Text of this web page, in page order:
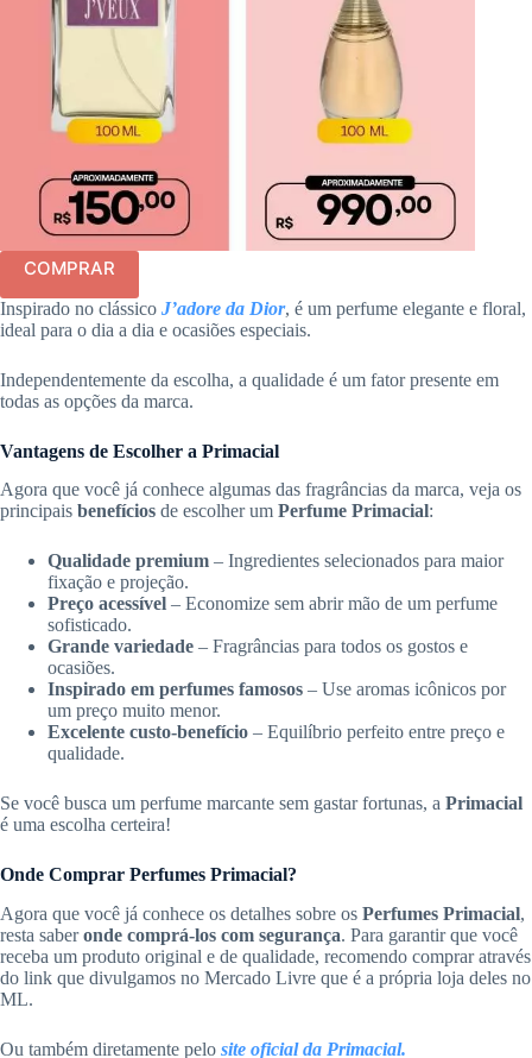
COMPRAR
Inspirado no clássico J’adore da Dior, é um perfume elegante e floral,
ideal para o dia a dia e ocasiões especiais.
Independentemente da escolha, a qualidade é um fator presente em
todas as opções da marca.
Vantagens de Escolher a Primacial
Agora que você já conhece algumas das fragrâncias da marca, veja os
principais benefícios de escolher um Perfume Primacial:
Qualidade premium – Ingredientes selecionados para maior
fixação e projeção.
Preço acessível – Economize sem abrir mão de um perfume
sofisticado.
Grande variedade – Fragrâncias para todos os gostos e
ocasiões.
Inspirado em perfumes famosos – Use aromas icônicos por
um preço muito menor.
Excelente custo-benefício – Equilíbrio perfeito entre preço e
qualidade.
Se você busca um perfume marcante sem gastar fortunas, a Primacial
é uma escolha certeira!
Onde Comprar Perfumes Primacial?
Agora que você já conhece os detalhes sobre os Perfumes Primacial,
resta saberonde comprá-los com segurança. Para garantir que você
receba um produto original e de qualidade, recomendo comprar através
do link que divulgamos no Mercado Livre que é a própria loja deles no
ML.
Ou também diretamente pelo site oficial da Primacial.